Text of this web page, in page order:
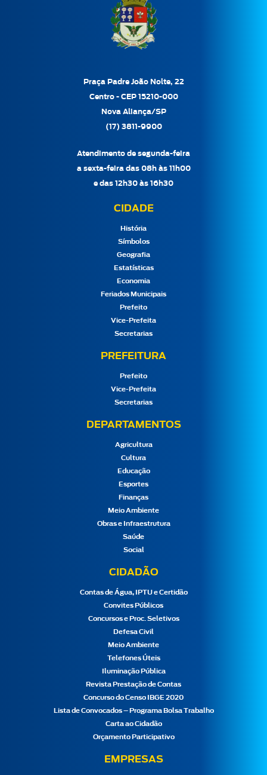
Praça Padre João Nolte, 22
Centro - CEP 15210-000
Nova Aliança/SP
(17) 3811-9900
Atendimento de segunda-feira
a sexta-feira das 08h às 11h00
e das 12h30 às 16h30
CIDADE
História
Símbolos
Geografia
Estatísticas
Economia
Feriados Municipais
Prefeito
Vice-Prefeita
Secretarias
PREFEITURA
Prefeito
Vice-Prefeita
Secretarias
DEPARTAMENTOS
Agricultura
Cultura
Educação
Esportes
Finanças
Meio Ambiente
Obras e Infraestrutura
Saúde
Social
CIDADÃO
Contas de Água, IPTU e Certidão
Convites Públicos
Concursos e Proc. Seletivos
Defesa Civil
Meio Ambiente
Telefones Úteis
Iluminação Pública
Revista Prestação de Contas
Concurso do Censo IBGE 2020
Lista de Convocados – Programa Bolsa Trabalho
Carta ao Cidadão
Orçamento Participativo
EMPRESAS